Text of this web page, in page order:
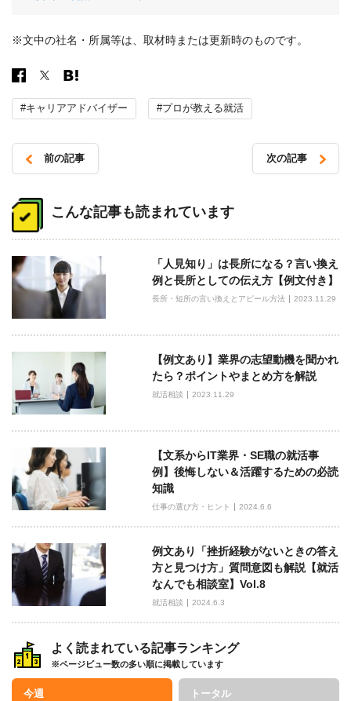
※文中の社名・所属等は、取材時または更新時のものです。
#キャリアアドバイザー #プロが教える就活
稿
ナ
ー
ョ
ン
前の記事 次の記事
こんな記事も読まれています
「人見知り」は長所になる？言い換え
例と長所としての伝え方【例文付き】
長所・短所の言い換えとアピール方法 2023.11.29
【例文あり】業界の志望動機を聞かれ
たら？ポイントやまとめ方を解説
就活相談 2023.11.29
【文系からIT業界・SE職の就活事
例】後悔しない＆活躍するための必読
知識
仕事の選び方・ヒント 2024.6.6
例文あり「挫折経験がないときの答え
方と見つけ方」質問意図も解説【就活
なんでも相談室】Vol.8
就活相談 2024.6.3
よく読まれている記事ランキング
※ページビュー数の多い順に掲載しています
今週 トータル